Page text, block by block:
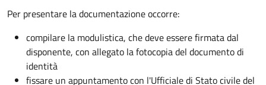
Per presentare la documentazione occorre:
compilare la modulistica, che deve essere firmata dal
disponente, con allegato la fotocopia del documento di
identità
fissare un appuntamento con l'Ufficiale di Stato civile del